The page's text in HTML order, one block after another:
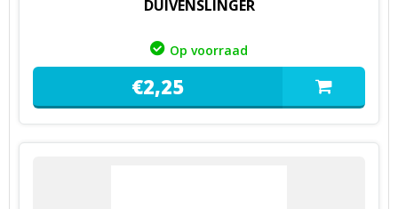
DUIVENSLINGER
Op voorraad
€2,25